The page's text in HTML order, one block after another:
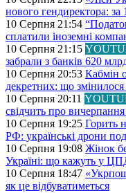
нового гендиректора: за
10 Серпня 21:54
сплатили іноземні
10 Серпня 21:15
забрали з банків 620
10 Серпня 20:53 Кабмін
декретних: що змінилося
10 Серпня 20:11
свідчить про вичерпання
10 Серпня 19:25 Горить
РФ: українські дрони
10 Серпня 19:08 Жінок
Україні: що кажуть у
10 Серпня 18:47
як це відбуватиметься